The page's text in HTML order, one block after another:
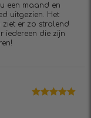
een maand en
uitgezien. Het
er zo stralend
iedereen die zijn